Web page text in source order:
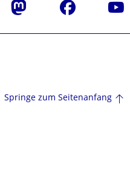
Mastodon Facebook
Springe zum Seitenanfang